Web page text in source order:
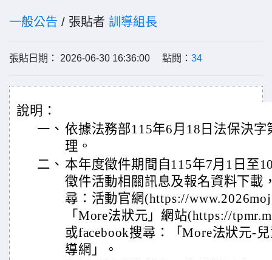
一般公告 / 張貼者 訓導組長
張貼日期： 2026-06-30 16:36:00 點閱： 34
說明：
一、 依據法務部115年6月18日法保決字
理。
二、 本年度徵件期間自115年7月1日至
徵件活動相關訊息及報名資料下載
尋：活動官網(https://
「More法狀元」網站(https://
或facebook搜尋：「More法狀元-
導網」。